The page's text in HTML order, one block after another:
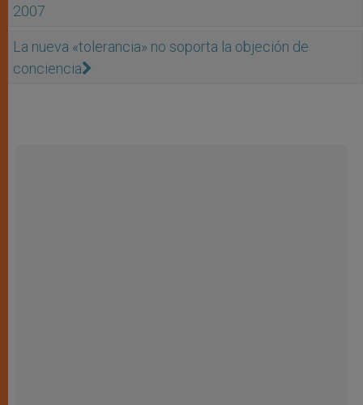
2007
La nueva «tolerancia» no soporta la objeción de
conciencia